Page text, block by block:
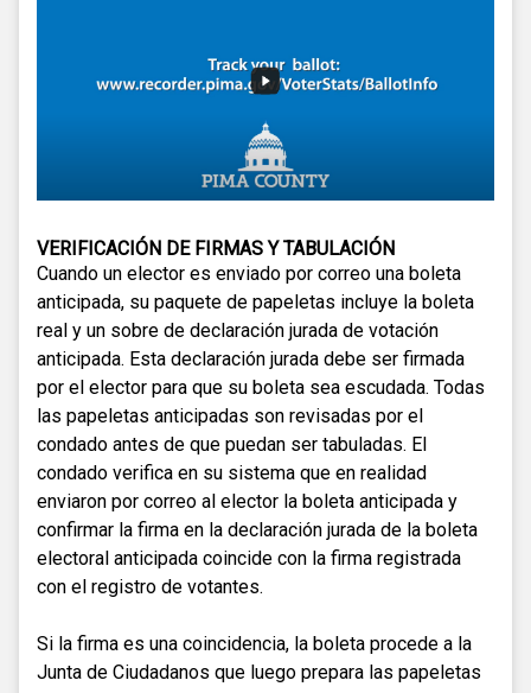
VERIFICACIÓN DE FIRMAS Y TABULACIÓN
Cuando un elector es enviado por correo una boleta
anticipada, su paquete de papeletas incluye la boleta
real y un sobre de declaración jurada de votación
anticipada. Esta declaración jurada debe ser firmada
por el elector para que su boleta sea escudada. Todas
las papeletas anticipadas son revisadas por el
condado antes de que puedan ser tabuladas. El
condado verifica en su sistema que en realidad
enviaron por correo al elector la boleta anticipada y
confirmar la firma en la declaración jurada de la boleta
electoral anticipada coincide con la firma registrada
con el registro de votantes.
Si la firma es una coincidencia, la boleta procede a la
Junta de Ciudadanos que luego prepara las papeletas